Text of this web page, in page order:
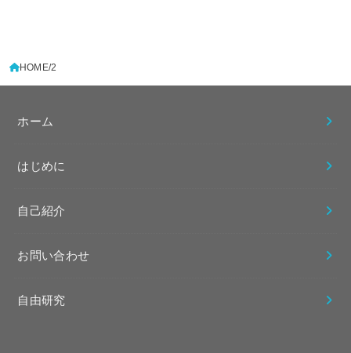
HOME 2
ホーム
はじめに
自己紹介
お問い合わせ
自由研究